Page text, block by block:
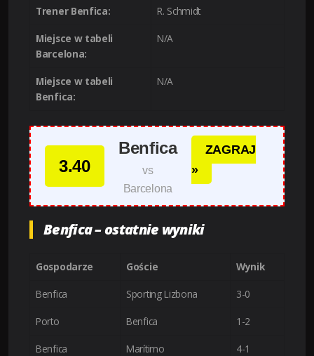
Trener Benfica: R. Schmidt
Miejsce w tabeli
Barcelona:
N/A
Miejsce w tabeli
Benfica:
N/A
3.40
Benfica
vs
Barcelona
ZAGRAJ
»
Benfica – ostatnie wyniki
Gospodarze Goście Wynik
Benfica Sporting Lizbona 3-0
Porto Benfica 1-2
Benfica Marítimo 4-1